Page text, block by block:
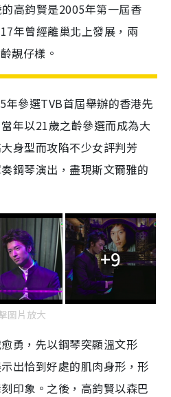
高鈞賢是2005年第一屆香
年曾經離巢北上發展，兩
靚仔樣。
參選TVB首屆舉辦的香港先
年以21歲之齡參選而成為大
身型而攻陷不少女評判芳
鋼琴演出，盡現斯文爾雅的
+9
圖片放大
勇，先以鋼琴突顯溫文形
出恰到好處的肌肉身形，形
印象。之後，高鈞賢以森巴